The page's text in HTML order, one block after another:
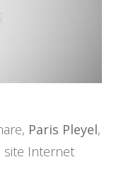
Paris Pleyel,
site Internet